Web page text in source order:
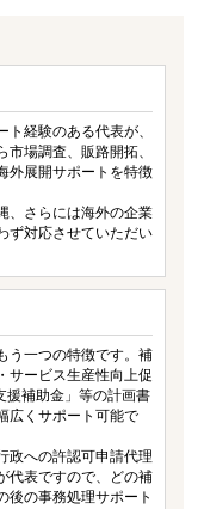
経験のある代表が、
場調査、販路開拓、
外展開サポートを特徴
、さらには海外の企業
ず対応させていただい
う一つの特徴です。補
サービス生産性向上促
援補助金」等の計画書
広くサポート可能で
政への許認可申請代理
代表ですので、どの補
後の事務処理サポート